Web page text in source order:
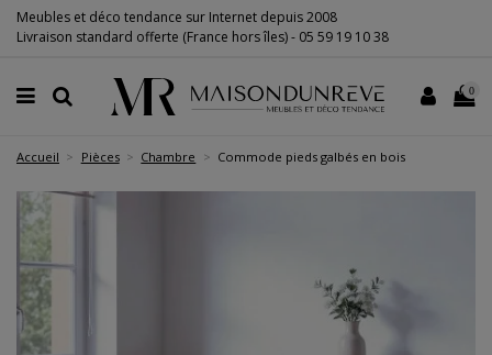
Meubles et déco tendance sur Internet depuis 2008
Livraison standard offerte (France hors îles) - 05 59 19 10 38
0
Accueil Pièces Chambre Commode pieds galbés en bois